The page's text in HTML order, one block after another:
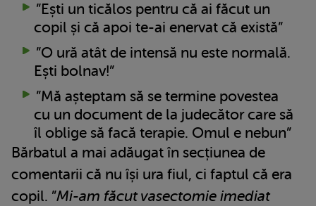
”Ești un ticălos pentru că ai făcut un
copil și că apoi te-ai enervat că există”
”O ură atât de intensă nu este normală.
Ești bolnav!”
”Mă așteptam să se termine povestea
cu un document de la judecător care să
îl oblige să facă terapie. Omul e nebun”
Bărbatul a mai adăugat în secțiunea de
comentarii că nu își ura fiul, ci faptul că era
copil. ”Mi-am făcut vasectomie imediat